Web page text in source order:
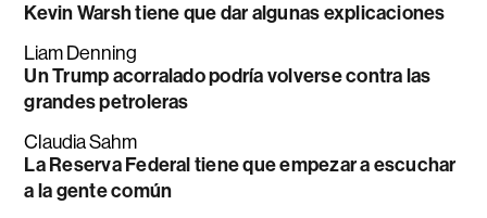
Kevin Warsh tiene que dar algunas explicaciones
Liam Denning
Un Trump acorralado podría volverse contra las
grandes petroleras
Claudia Sahm
La Reserva Federal tiene que empezar a escuchar
a la gente común